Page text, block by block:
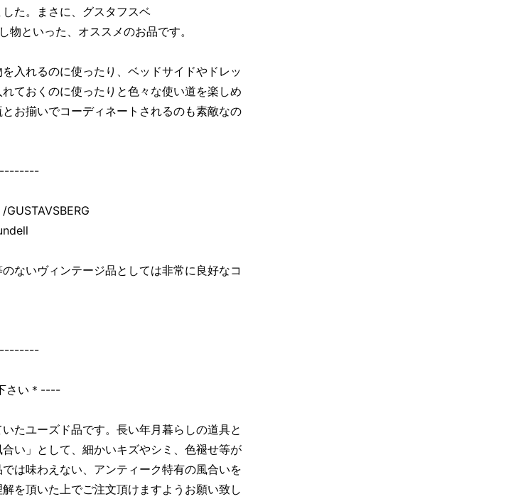
た。まさに、グスタフスベ
物といった、オススメのお品です。
入れるのに使ったり、ベッドサイドやドレッ
ておくのに使ったりと色々な使い道を楽しめ
お揃いでコーディネートされるのも素敵なの
いヴィンテージ品としては非常に良好なコ
さい＊----
たユーズド品です。長い年月暮らしの道具と
い」として、細かいキズやシミ、色褪せ等が
は味わえない、アンティーク特有の風合いを
を頂いた上でご注文頂けますようお願い致し